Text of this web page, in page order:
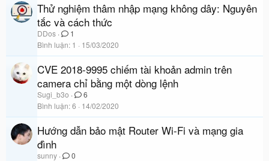
Thử nghiệm thâm nhập mạng không dây: Nguyên
tắc và cách thức
DDos
1
Bình luận 1 15/03/2020
CVE 2018-9995 chiếm tài khoản admin trên
camera chỉ bằng một dòng lệnh
Sugi_b3o
6
Bình luận 6 14/02/2020
Hướng dẫn bảo mật Router Wi-Fi và mạng gia
đình
sunny
0